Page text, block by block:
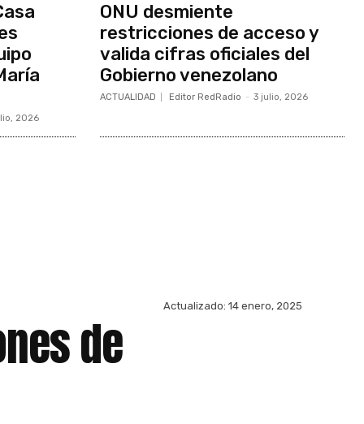
2026
ONU desmiente
restricciones de acceso y
valida cifras oficiales del
Gobierno venezolano
ACTUALIDAD Editor RedRadio - 3 julio, 2026